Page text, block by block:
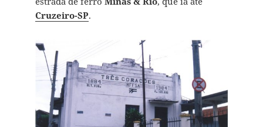
Cruzeiro-SP.